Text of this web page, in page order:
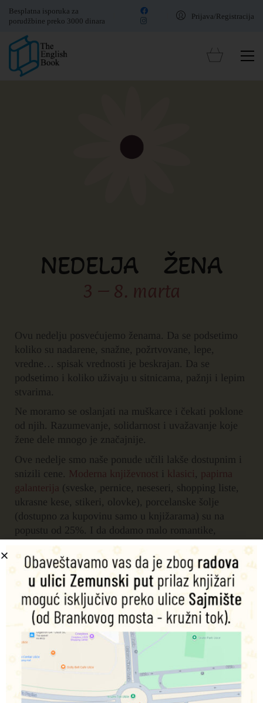
Besplatna isporuka za
porudžbine preko 3000 dinara
Prijava/Registracija
NEDELJA ŽENA
3 – 8. marta
Ovu nedelju posvećujemo ženama. Da se podsetimo
koliko su nadarene, snažne, požrtvovane, lepe,
vredne… spisak vrednosti je beskrajan. Da se
podsetimo i koliko uživaju u sitnicama, pažnji i lepim
stvarima.
Ne moramo se oslanjati na muškarce i čekati poklone
od njih. Razumevanje, solidarnost i uvažavanje koje
žene dele mnogo je značajnije.
Ove nedelje smo naše ponude učili lakše dostupnim i
snizili cene. Moderna književnost i klasici
papirna
galanterija (sveske, pernice, neseseri, shopping liste,
ukrasne kese, stikeri, olovke), porcelanske šolje
(dostupno za kupovinu samo u knjižarama) su na
popustu od 25%. I da dodamo malo romantike,
unikatne,ručno oslikane parafinske sveće su snižene
35%.
Za kraj, citiramo drevnu izreku koja glasi:
"NA RUCI KOJA DAJE RUŽU UVEK OSTAJE
MALO MIRISA!"